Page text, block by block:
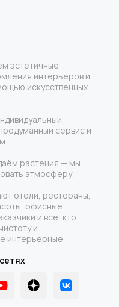
эстетичные
интерьеров и
искусственных
сервис и
растения — мы
атмосферу.
отели, рестораны,
офисные
и все, кто
и
интерьерные